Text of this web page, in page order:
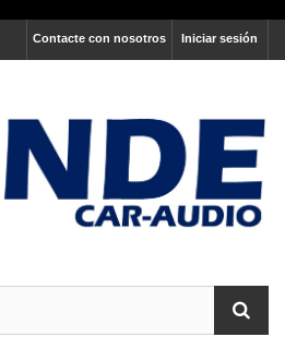
Iniciar sesión
Contacte con nosotros